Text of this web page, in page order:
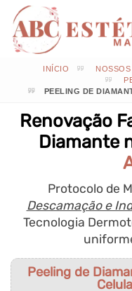
INÍCIO
PEELING DE
Renovação
Diamante
Protocolo de
Descamação e
Tecnologia
Peeling de